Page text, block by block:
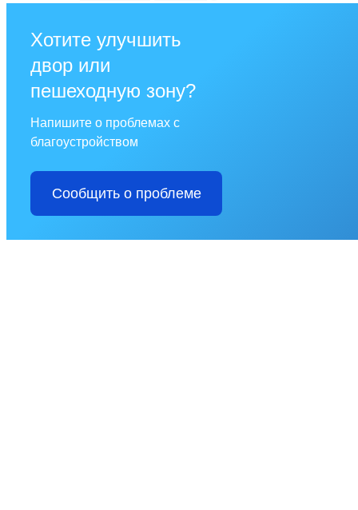
Хотите улучшить
двор или
пешеходную зону?
Напишите о проблемах с
благоустройством
Сообщить о проблеме